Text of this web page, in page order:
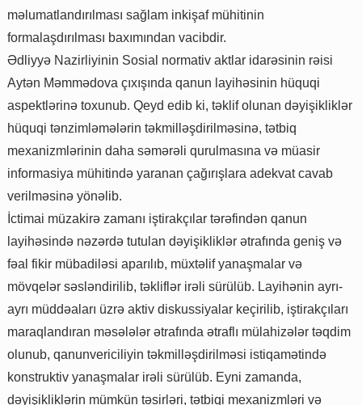
məlumatlandırılması sağlam inkişaf mühitinin
formalaşdırılması baxımından vacibdir.
Ədliyyə Nazirliyinin Sosial normativ aktlar idarəsinin rəisi
Aytən Məmmədova çıxışında qanun layihəsinin hüquqi
aspektlərinə toxunub. Qeyd edib ki, təklif olunan dəyişikliklər
hüquqi tənzimləmələrin təkmilləşdirilməsinə, tətbiq
mexanizmlərinin daha səmərəli qurulmasına və müasir
informasiya mühitində yaranan çağırışlara adekvat cavab
verilməsinə yönəlib.
İctimai müzakirə zamanı iştirakçılar tərəfindən qanun
layihəsində nəzərdə tutulan dəyişikliklər ətrafında geniş və
fəal fikir mübadiləsi aparılıb, müxtəlif yanaşmalar və
mövqelər səsləndirilib, təkliflər irəli sürülüb. Layihənin ayrı-
ayrı müddəaları üzrə aktiv diskussiyalar keçirilib, iştirakçıları
maraqlandıran məsələlər ətrafında ətraflı mülahizələr təqdim
olunub, qanunvericiliyin təkmilləşdirilməsi istiqamətində
konstruktiv yanaşmalar irəli sürülüb. Eyni zamanda,
dəyişikliklərin mümkün təsirləri, tətbiqi mexanizmləri və